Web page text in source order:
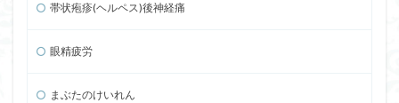
帯状疱疹(ヘルペス)後神経痛
眼精疲労
まぶたのけいれん